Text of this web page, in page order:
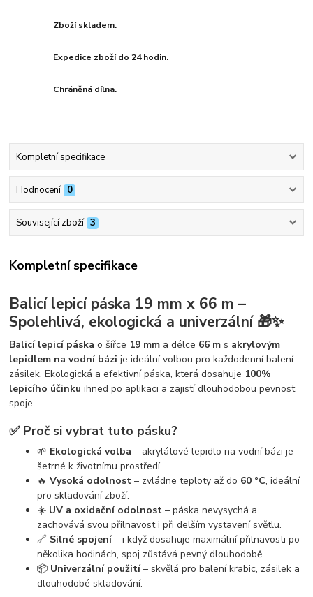
Zboží skladem.
Expedice zboží do 24 hodin.
Chráněná dílna.
Kompletní specifikace
Hodnocení 0
Související zboží 3
Kompletní specifikace
Balicí lepicí páska 19 mm x 66 m –
Spolehlivá, ekologická a univerzální 🎁✨
Balicí lepicí páska o šířce 19 mm a délce 66 m s akrylovým
lepidlem na vodní bázi je ideální volbou pro každodenní balení
zásilek. Ekologická a efektivní páska, která dosahuje 100%
lepicího účinku ihned po aplikaci a zajistí dlouhodobou pevnost
spoje.
✅ Proč si vybrat tuto pásku?
🌱 Ekologická volba – akrylátové lepidlo na vodní bázi je
šetrné k životnímu prostředí.
🔥Vysoká odolnost – zvládne teploty až do 60 °C, ideální
pro skladování zboží.
☀️ UV a oxidační odolnost – páska nevysychá a
zachovává svou přilnavost i při delším vystavení světlu.
🔗 Silné spojení– i když dosahuje maximální přilnavosti po
několika hodinách, spoj zůstává pevný dlouhodobě.
📦 Univerzální použití– skvělá pro balení krabic, zásilek a
dlouhodobé skladování.